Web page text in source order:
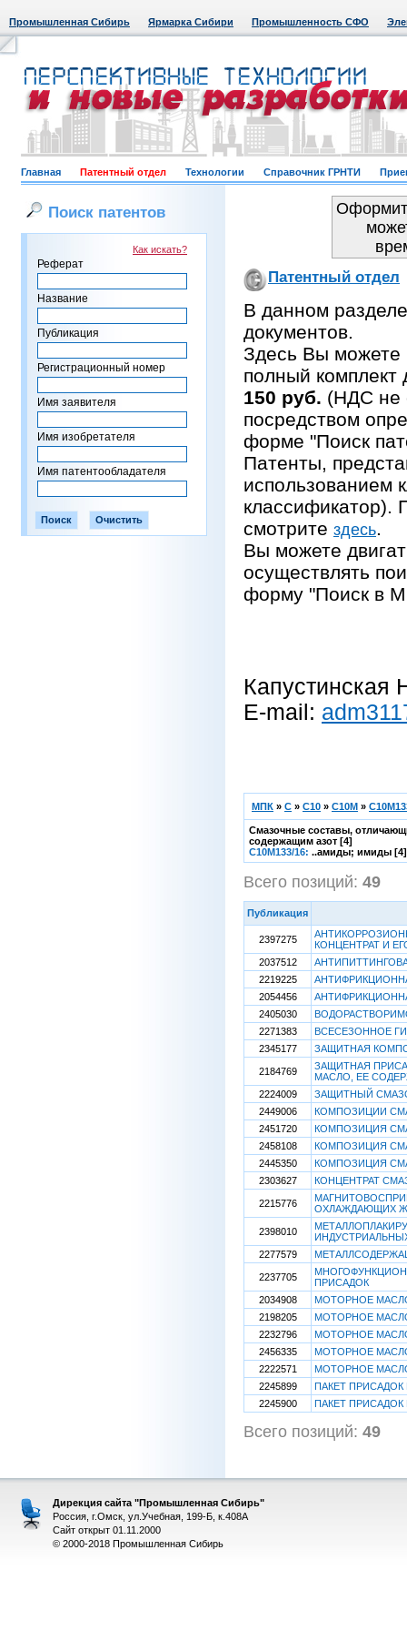
Промышленная Сибирь Ярмарка Сибири Промышленность СФО
Главная Патентный отдел Технологии Справочник ГРНТИ
Поиск патентов
Как искать?
Реферат
Название
Публикация
Регистрационный номер
Имя заявителя
Имя изобретателя
Имя патентообладателя
Патентный отдел
В данном
документов.
Здесь Вы можете
полный комплект
150 руб. (НДС не
посредством
форме "Поиск
Патенты,
использованием
классификатор).
смотрите здесь.
Вы можете
осуществлять
форму "Поиск в
Капустинская
E-mail:
МПК » C » C10 » C10M »
Смазочные составы,
содержащим азот [4]
C10M133/16: ..амиды; имиды [4]
Всего позиций: 49
Публикация
2397275
КОНЦЕНТРАТ И
2037512
2219225
2054456
2405030
2271383
ВСЕСЕЗОННОЕ
2345177
ЗАЩИТНАЯ
2184769
ЗАЩИТНАЯ
МАСЛО, ЕЕ
2224009
ЗАЩИТНЫЙ
2449006
КОМПОЗИЦИИ
2451720
КОМПОЗИЦИЯ
2458108
КОМПОЗИЦИЯ
2445350
КОМПОЗИЦИЯ
2303627
КОНЦЕНТРАТ
2215776
ОХЛАЖДАЮЩИХ
2398010
2277579
2237705
ПРИСАДОК
2034908
МОТОРНОЕ
2198205
МОТОРНОЕ
2232796
МОТОРНОЕ
2456335
МОТОРНОЕ
2222571
МОТОРНОЕ
2245899
ПАКЕТ
2245900
ПАКЕТ
Всего позиций: 49
Дирекция сайта "Промышленная Сибирь"
Россия, г.Омск, ул.Учебная, 199-Б, к.408А
Сайт открыт 01.11.2000
© 2000-2018 Промышленная Сибирь